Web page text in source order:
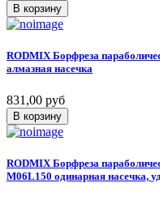
В корзину
RODMIX Борфреза
алмазная насечка
831,00 руб
В корзину
RODMIX Борфреза
M06L150 одинарная насечка,